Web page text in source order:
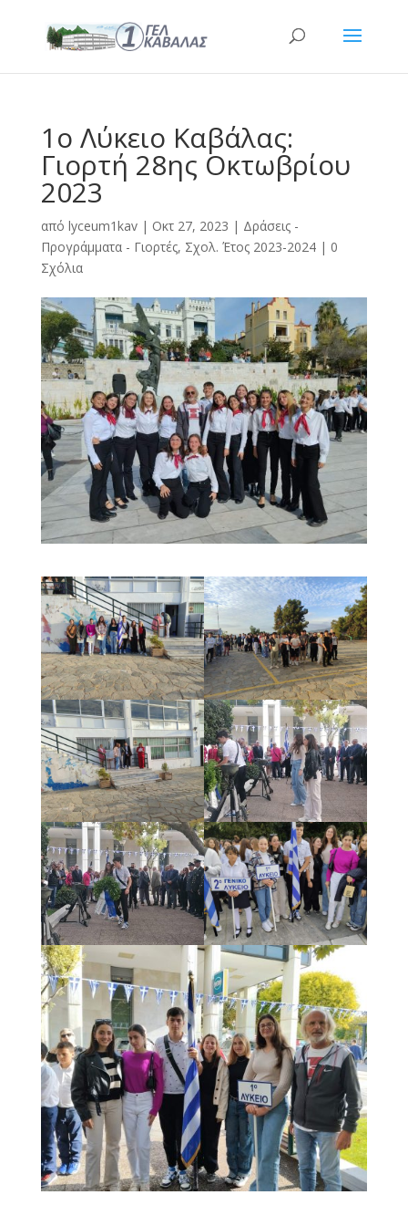
1o Λύκειο Καβάλας:
Γιορτή 28ης Οκτωβρίου
2023
από lyceum1kav| Οκτ 27, 2023 | Δράσεις -
Προγράμματα - Γιορτές, Σχολ. Έτος 2023-2024| 0
Σχόλια